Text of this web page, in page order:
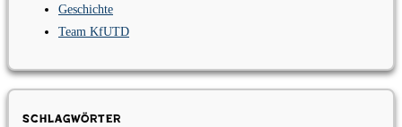
Geschichte
Team KfUTD
Schlagwörter